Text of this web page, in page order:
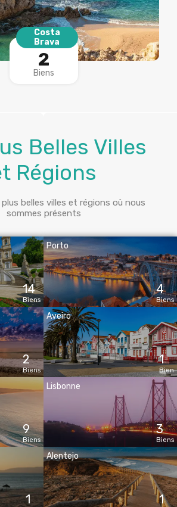
Costa
Brava
2
Biens
Belles Villes
Régions
plus belles villes et régions où nous
sommes présents
14
Biens
Porto
4
Biens
2
Biens
Aveiro
1
Bien
9
Biens
Lisbonne
3
Biens
1
Alentejo
1